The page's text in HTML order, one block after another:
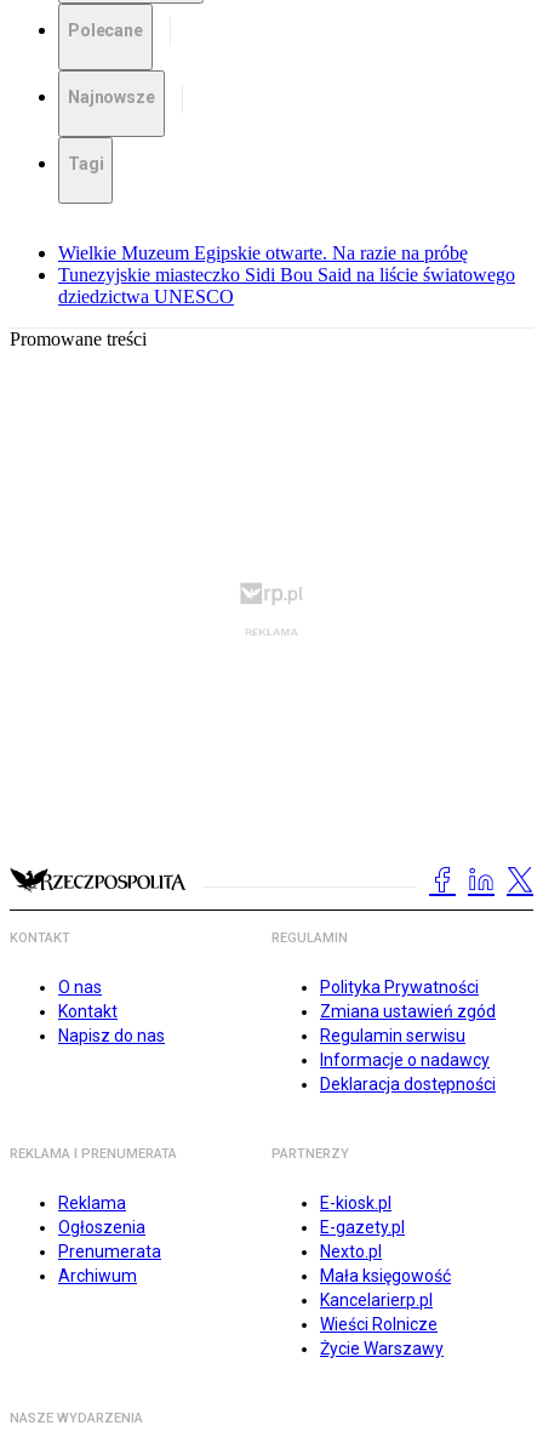
Polecane
Najnowsze
Tagi
Wielkie Muzeum Egipskie otwarte. Na razie na próbę
Tunezyjskie miasteczko Sidi Bou Said na liście światowego
dziedzictwa UNESCO
Promowane treści
KONTAKT
O nas
Kontakt
Napisz do nas
REGULAMIN
Polityka Prywatności
Zmiana ustawień zgód
Regulamin serwisu
Informacje o nadawcy
Deklaracja dostępności
REKLAMA I PRENUMERATA
Reklama
Ogłoszenia
Prenumerata
Archiwum
PARTNERZY
E-kiosk.pl
E-gazety.pl
Nexto.pl
Mała księgowość
Kancelarierp.pl
Wieści Rolnicze
Życie Warszawy
NASZE WYDARZENIA